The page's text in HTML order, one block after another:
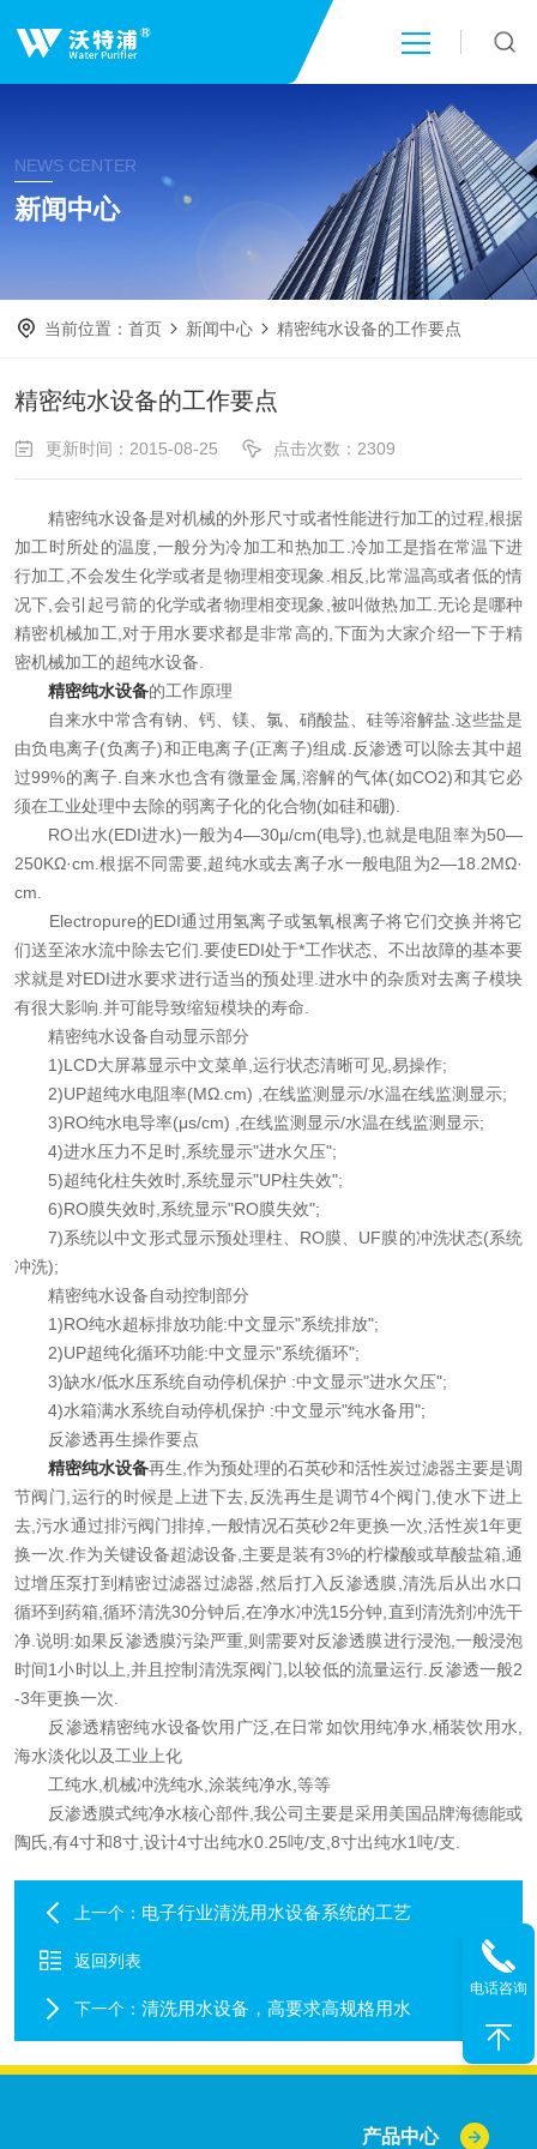
产品中心
新闻中心
技术文章
成功案例
在线留言
联系我们
NEWS CENTER
新闻中心
当前位置：首页 新闻中心 精密纯水设备的工作要点
精密纯水设备的工作要点
更新时间：2015-08-25 点击次数：2309
精密纯水设备是对机械的外形尺寸或者性能进行加工的过程,根据
加工时所处的温度,一般分为冷加工和热加工.冷加工是指在常温下进
行加工,不会发生化学或者是物理相变现象.相反,比常温高或者低的情
况下,会引起弓箭的化学或者物理相变现象,被叫做热加工.无论是哪种
精密机械加工,对于用水要求都是非常高的,下面为大家介绍一下于精
密机械加工的超纯水设备.
精密纯水设备的工作原理
自来水中常含有钠、钙、镁、氯、硝酸盐、硅等溶解盐.这些盐是
由负电离子(负离子)和正电离子(正离子)组成.反渗透可以除去其中超
过99%的离子.自来水也含有微量金属,溶解的气体(如CO2)和其它必
须在工业处理中去除的弱离子化的化合物(如硅和硼).
RO出水(EDI进水)一般为4—30μ/cm(电导),也就是电阻率为50—
250KΩ·cm.根据不同需要,超纯水或去离子水一般电阻为2—18.2MΩ·
cm.
Electropure的EDI通过用氢离子或氢氧根离子将它们交换并将它
们送至浓水流中除去它们.要使EDI处于*工作状态、不出故障的基本要
求就是对EDI进水要求进行适当的预处理.进水中的杂质对去离子模块
有很大影响.并可能导致缩短模块的寿命.
精密纯水设备自动显示部分
1)LCD大屏幕显示中文菜单,运行状态清晰可见,易操作;
2)UP超纯水电阻率(MΩ.cm) ,在线监测显示/水温在线监测显示;
3)RO纯水电导率(μs/cm) ,在线监测显示/水温在线监测显示;
4)进水压力不足时,系统显示"进水欠压";
5)超纯化柱失效时,系统显示"UP柱失效";
6)RO膜失效时,系统显示"RO膜失效";
7)系统以中文形式显示预处理柱、RO膜、UF膜的冲洗状态(系统
冲洗);
精密纯水设备自动控制部分
1)RO纯水超标排放功能:中文显示"系统排放";
2)UP超纯化循环功能:中文显示"系统循环";
3)缺水/低水压系统自动停机保护 :中文显示"进水欠压";
4)水箱满水系统自动停机保护 :中文显示"纯水备用";
反渗透再生操作要点
精密纯水设备再生,作为预处理的石英砂和活性炭过滤器主要是调
节阀门,运行的时候是上进下去,反洗再生是调节4个阀门,使水下进上
去,污水通过排污阀门排掉,一般情况石英砂2年更换一次,活性炭1年更
换一次.作为关键设备超滤设备,主要是装有3%的柠檬酸或草酸盐箱,通
过增压泵打到精密过滤器过滤器,然后打入反渗透膜,清洗后从出水口
循环到药箱,循环清洗30分钟后,在净水冲洗15分钟,直到清洗剂冲洗干
净.说明:如果反渗透膜污染严重,则需要对反渗透膜进行浸泡,一般浸泡
时间1小时以上,并且控制清洗泵阀门,以较低的流量运行.反渗透一般2
-3年更换一次.
反渗透精密纯水设备饮用广泛,在日常如饮用纯净水,桶装饮用水,
海水淡化以及工业上化
工纯水,机械冲洗纯水,涂装纯净水,等等
反渗透膜式纯净水核心部件,我公司主要是采用美国品牌海德能或
陶氏,有4寸和8寸,设计4寸出纯水0.25吨/支,8寸出纯水1吨/支.
上一个： 电子行业清洗用水设备系统的工艺
返回列表
下一个： 清洗用水设备，高要求高规格用水
产品中心
电话咨询